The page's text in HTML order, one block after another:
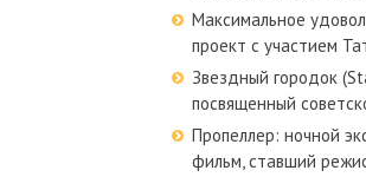
Максимальное
проект с участием
Звездный городок
посвященный
Пропеллер: ночной
фильм, ставший